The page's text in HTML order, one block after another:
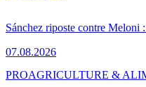
Sánchez riposte contre Meloni
07.08.2026
PROAGRICULTURE &